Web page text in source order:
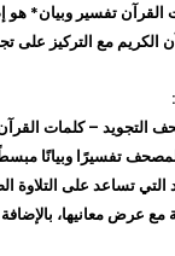
تفسير وبيان* هو
الكريم مع التركيز على
التجويد – كلمات
تفسيرًا وبيانًا مبسطًا
التي تساعد على
مع عرض معانيها،